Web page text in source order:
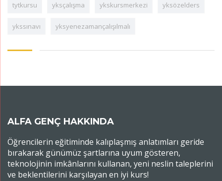
tytkursu yksçalışma ykskursmerkezi yksözelders
ykssınavı yksyenezamançalışılmalı
ALFA GENÇ HAKKINDA
Öğrencilerin eğitiminde kalıplaşmış anlatımları geride
bırakarak günümüz şartlarına uyum gösteren,
teknolojinin imkânlarını kullanan, yeni neslin taleplerini
ve beklentilerini karşılayan en iyi kurs!